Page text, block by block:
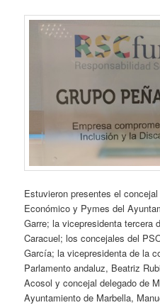
Estuvieron presentes el
Económico y Pymes del
Garre; la vicepresidenta tercera
Caracuel; los concejales del
García; la vicepresidenta de la
Parlamento andaluz, Beatriz
Acosol y concejal delegado de
Ayuntamiento de Marbella,